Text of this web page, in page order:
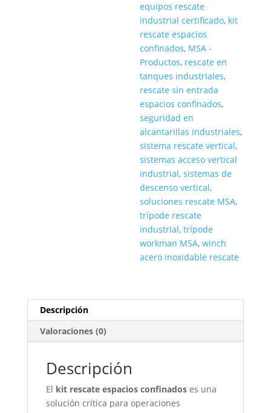
equipos rescate
industrial certificado, kit
rescate espacios
confinados, MSA -
Productos, rescate en
tanques industriales,
rescate sin entrada
espacios confinados,
seguridad en
alcantarillas industriales,
sistema rescate vertical,
sistemas acceso vertical
industrial,sistemas de
descenso vertical,
soluciones rescate MSA,
trípode rescate
industrial,trípode
workman MSA,winch
acero inoxidable rescate
Descripción
Valoraciones (0)
Descripción
El kit rescate espacios confinadoses una
solución crítica para operaciones